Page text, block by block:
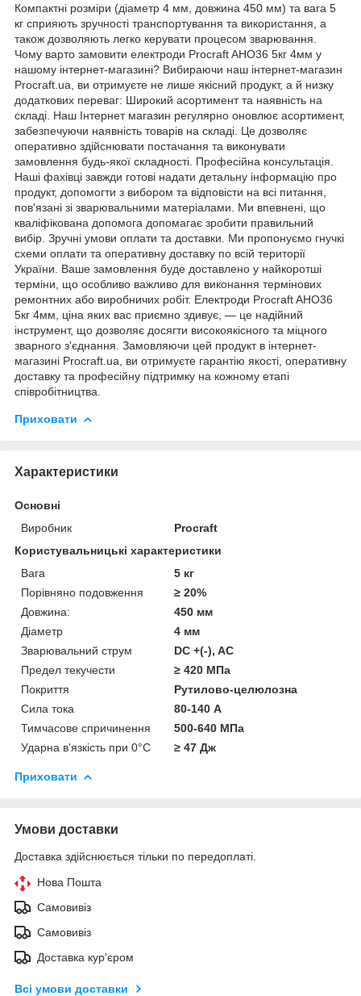
Компактні розміри (діаметр 4 мм, довжина 450 мм) та вага 5
кг сприяють зручності транспортування та використання, а
також дозволяють легко керувати процесом зварювання.
Чому варто замовити електроди Procraft AHO36 5кг 4мм у
нашому інтернет-магазині? Вибираючи наш інтернет-магазин
Procraft.ua, ви отримуєте не лише якісний продукт, а й низку
додаткових переваг: Широкий асортимент та наявність на
складі. Наш Інтернет магазин регулярно оновлює асортимент,
забезпечуючи наявність товарів на складі. Це дозволяє
оперативно здійснювати постачання та виконувати
замовлення будь-якої складності. Професійна консультація.
Наші фахівці завжди готові надати детальну інформацію про
продукт, допомогти з вибором та відповісти на всі питання,
пов'язані зі зварювальними матеріалами. Ми впевнені, що
кваліфікована допомога допомагає зробити правильний
вибір. Зручні умови оплати та доставки. Ми пропонуємо гнучкі
схеми оплати та оперативну доставку по всій території
України. Ваше замовлення буде доставлено у найкоротші
терміни, що особливо важливо для виконання термінових
ремонтних або виробничих робіт. Електроди Procraft AHO36
5кг 4мм, ціна яких вас приємно здивує, ― це надійний
інструмент, що дозволяє досягти високоякісного та міцного
зварного з'єднання. Замовляючи цей продукт в інтернет-
магазині Procraft.ua, ви отримуєте гарантію якості, оперативну
доставку та професійну підтримку на кожному етапі
співробітництва.
Приховати
Характеристики
Основні
Виробник
Procraft
Користувальницькі характеристики
Вага
5 кг
Порівняно подовження
≥ 20%
Довжина:
450 мм
Діаметр
4 мм
Зварювальний струм
DC +(-), AС
Предел текучести
≥ 420 МПа
Покриття
Рутилово-целюлозна
Сила тока
80-140 А
Тимчасове спричинення
500-640 МПа
Ударна в'язкість при 0°С
≥ 47 Дж
Приховати
Умови доставки
Доставка здійснюється тільки по передоплаті.
Нова Пошта
Самовивіз
Самовивіз
Доставка кур'єром
Всі умови доставки